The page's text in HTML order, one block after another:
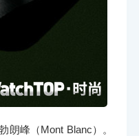
峰（Mont Blanc）。